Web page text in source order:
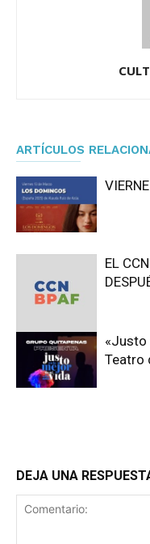
ARTÍCULOS
EL
«Justo
Teatro
DEJA UNA